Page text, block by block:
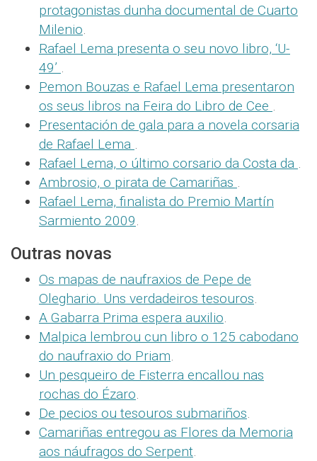
protagonistas dunha documental de Cuarto
Milenio.
Rafael Lema presenta o seu novo libro, ‘U-
49’ .
Pemon Bouzas e Rafael Lema presentaron
os seus libros na Feira do Libro de Cee .
Presentación de gala para a novela corsaria
de Rafael Lema .
Rafael Lema, o último corsario da Costa da .
Ambrosio, o pirata de Camariñas .
Rafael Lema, finalista do Premio Martín
Sarmiento 2009.
Outras novas
Os mapas de naufraxios de Pepe de
Oleghario. Uns verdadeiros tesouros.
A Gabarra Prima espera auxilio.
Malpica lembrou cun libro o 125 cabodano
do naufraxio do Priam.
Un pesqueiro de Fisterra encallou nas
rochas do Ézaro.
De pecios ou tesouros submariños.
Camariñas entregou as Flores da Memoria
aos náufragos do Serpent.